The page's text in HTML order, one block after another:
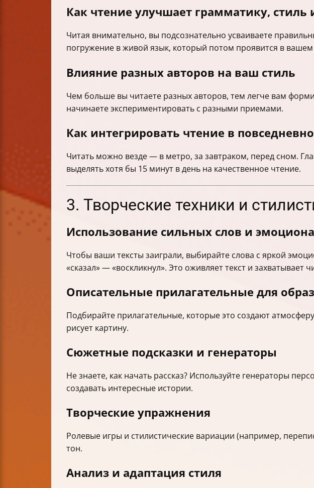
Как чтение улучшает грамматику, стиль
Читая внимательно, вы подсознательно усваиваете
погружение в живой язык, который потом проявится в
Влияние разных авторов на ваш стиль
Чем больше вы читаете разных авторов, тем легче вам
начинаете экспериментировать с разными приемами.
Как интегрировать чтение в
Читать можно везде — в метро, за завтраком, перед сном.
выделять хотя бы 15 минут в день на качественное чтение.
3. Творческие техники и
Использование сильных слов и
Чтобы ваши тексты заиграли, выбирайте слова с яркой
«сказал» — «воскликнул». Это оживляет текст и захватывает
Описательные прилагательные для
Подбирайте прилагательные, которые это создают
рисует картину.
Сюжетные подсказки и генераторы
Не знаете, как начать рассказ? Используйте генераторы
создавать интересные истории.
Творческие упражнения
Ролевые игры и стилистические вариации (например,
тон.
Анализ и адаптация стиля